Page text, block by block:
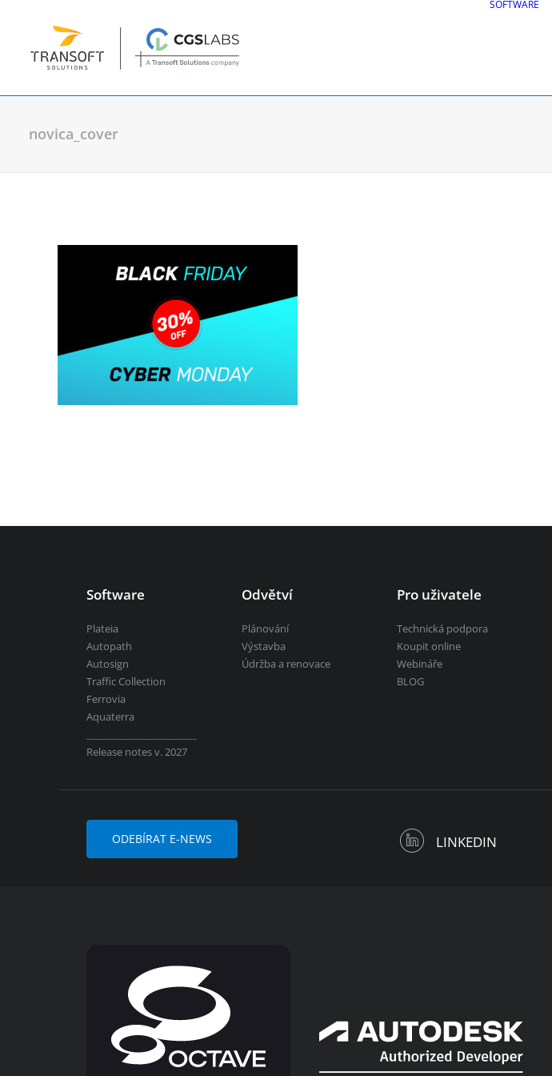
SOFTWARE
novica_cover
Software
Plateia
Autopath
Autosign
Traffic Collection
Ferrovia
Aquaterra
Release notes v. 2027
Odvětví
Plánování
Výstavba
Údržba a renovace
Pro uživatele
Technická podpora
Koupit online
Webináře
BLOG
ODEBÍRAT E-NEWS LINKEDIN
Ferrovia | Návrh a analýza kolejových tratí
Aquaterra| Návrh a úpravy kanálů, vodních děl a říčních toků